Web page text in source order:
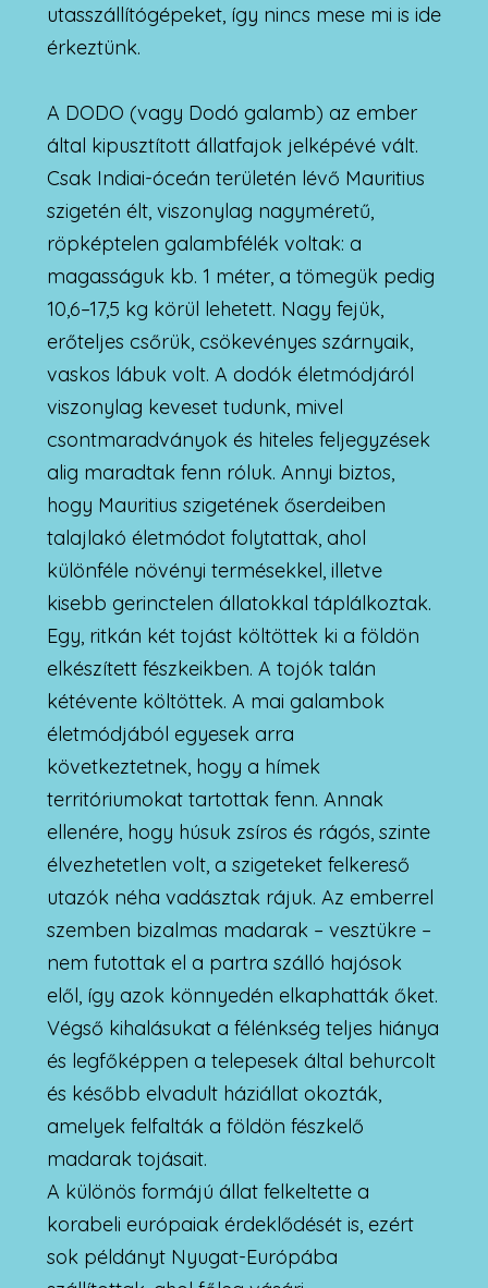
utasszállítógépeket, így nincs mese mi is ide
érkeztünk.
A DODO (vagy Dodó galamb) az ember
által kipusztított állatfajok jelképévé vált.
Csak Indiai-óceán területén lévő Mauritius
szigetén élt, viszonylag nagyméretű,
röpképtelen galambfélék voltak: a
magasságuk kb. 1 méter, a tömegük pedig
10,6–17,5 kg körül lehetett. Nagy fejük,
erőteljes csőrük, csökevényes szárnyaik,
vaskos lábuk volt. A dodók életmódjáról
viszonylag keveset tudunk, mivel
csontmaradványok és hiteles feljegyzések
alig maradtak fenn róluk. Annyi biztos,
hogy Mauritius szigetének őserdeiben
talajlakó életmódot folytattak, ahol
különféle növényi termésekkel, illetve
kisebb gerinctelen állatokkal táplálkoztak.
Egy, ritkán két tojást költöttek ki a földön
elkészített fészkeikben. A tojók talán
kétévente költöttek. A mai galambok
életmódjából egyesek arra
következtetnek, hogy a hímek
territóriumokat tartottak fenn. Annak
ellenére, hogy húsuk zsíros és rágós, szinte
élvezhetetlen volt, a szigeteket felkereső
utazók néha vadásztak rájuk. Az emberrel
szemben bizalmas madarak – vesztükre –
nem futottak el a partra szálló hajósok
elől, így azok könnyedén elkaphatták őket.
Végső kihalásukat a félénkség teljes hiánya
és legfőképpen a telepesek által behurcolt
és később elvadult háziállat okozták,
amelyek felfalták a földön fészkelő
madarak tojásait.
A különös formájú állat felkeltette a
korabeli európaiak érdeklődését is, ezért
sok példányt Nyugat-Európába